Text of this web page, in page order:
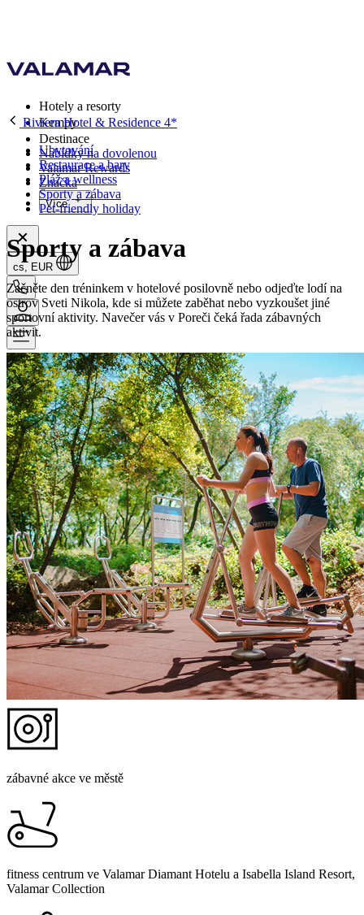
Hotely a resorty
Kempy
Destinace
Nabídky na dovolenou
Valamar Rewards
Značka
Více
cs, EUR
Riviera Hotel & Residence 4*
Ubytování
Restaurace a bary
Pláž a wellness
Sporty a zábava
Pet-friendly holiday
Sporty a zábava
Začněte den tréninkem v hotelové posilovně nebo odjeďte lodí na
ostrov Sveti Nikola, kde si můžete zaběhat nebo vyzkoušet jiné
sportovní aktivity. Navečer vás v Poreči čeká řada zábavných
aktivit.
zábavné akce ve městě
fitness centrum ve Valamar Diamant Hotelu a Isabella Island Resort,
Valamar Collection